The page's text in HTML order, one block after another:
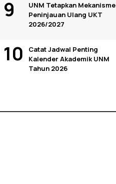
UNM Tetapkan Mekanisme
Peninjauan Ulang UKT
2026/2027
Catat Jadwal Penting
Kalender Akademik UNM
Tahun 2026